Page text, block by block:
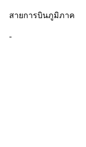
สายการบินภูมิภาค
-